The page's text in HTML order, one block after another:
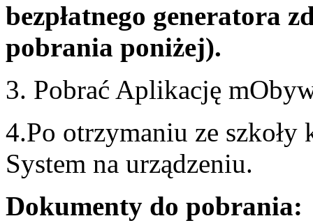
bezpłatnego generatora
pobrania poniżej).
3. Pobrać Aplikację
4.Po otrzymaniu ze
System na urządzeniu.
Dokumenty do pobrania: